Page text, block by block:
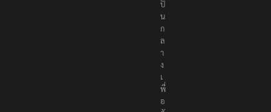
ง
เ
ป็
น
ก
ล
า
ง
เ